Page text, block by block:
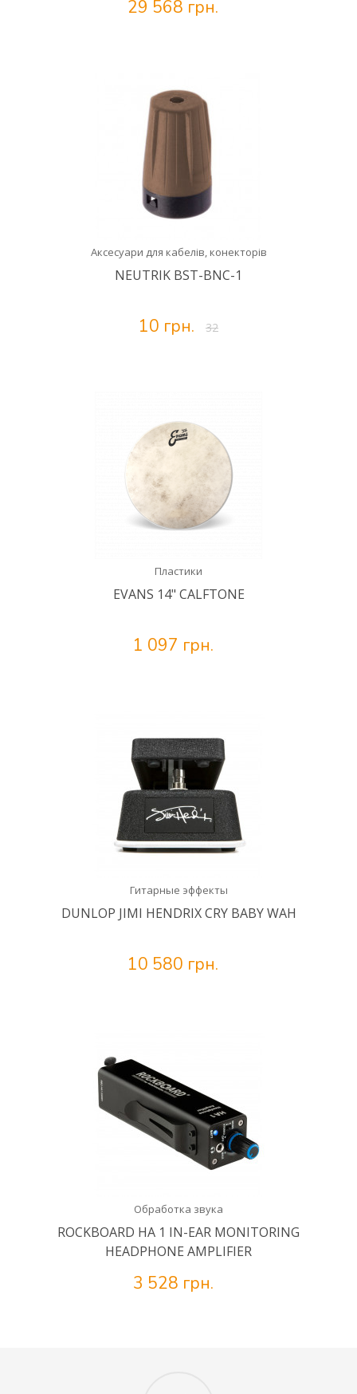
29 568 грн.
Аксесуари для кабелів, конекторів
NEUTRIK BST-BNC-1
10 грн. 32
Пластики
EVANS 14" CALFTONE
1 097 грн.
Гитарные эффекты
DUNLOP JIMI HENDRIX CRY BABY WAH
10 580 грн.
Обработка звука
ROCKBOARD HA 1 IN-EAR MONITORING
HEADPHONE AMPLIFIER
3 528 грн.